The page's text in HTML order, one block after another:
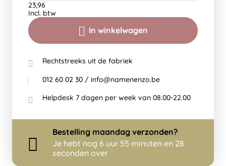
In winkelwagen
23,96
Incl. btw
Rechtstreeks uit de fabriek
012 60 02 30 / info@namenenzo.be
Helpdesk 7 dagen per week van 08.00-22.00
Bestelling maandag verzonden?
Je hebt nog 6 uur 55 minuten en 28
seconden over